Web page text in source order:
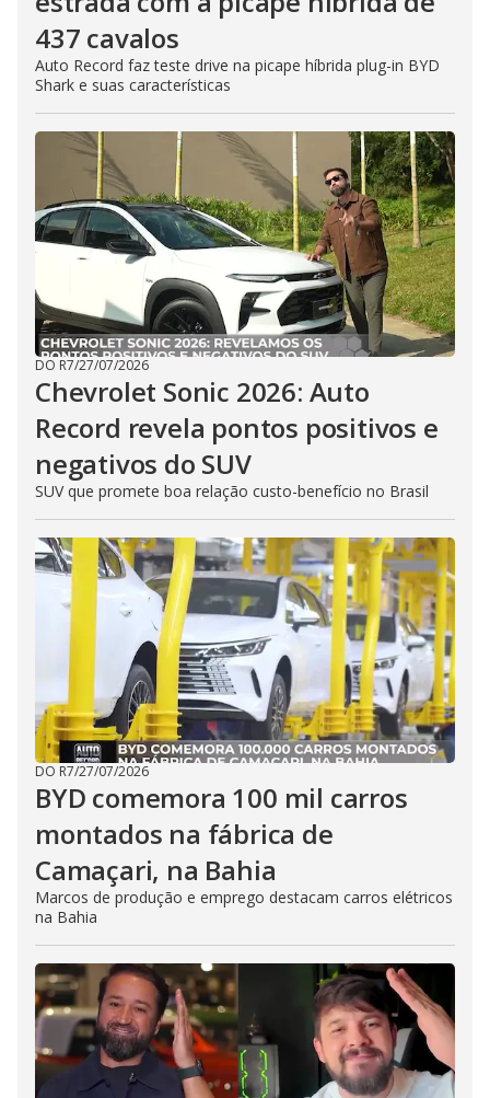
437 cavalos
Auto Record faz teste drive na picape híbrida plug-in BYD
Shark e suas características
DO R7/27/07/2026
Chevrolet Sonic 2026: Auto
Record revela pontos positivos e
negativos do SUV
SUV que promete boa relação custo-benefício no Brasil
DO R7/27/07/2026
BYD comemora 100 mil carros
montados na fábrica de
Camaçari, na Bahia
Marcos de produção e emprego destacam carros elétricos
na Bahia